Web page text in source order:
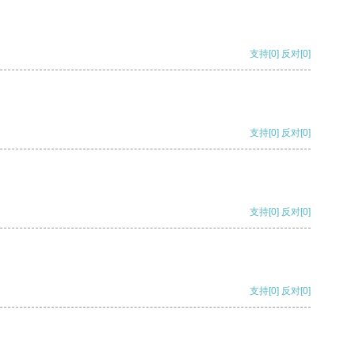
支持[0] 反对[0]
支持[0] 反对[0]
支持[0] 反对[0]
支持[0] 反对[0]